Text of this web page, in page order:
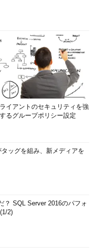
イアントのセキュリティを強
るグループポリシー設定
ッグを組み、新メディアを
？ SQL Server 2016のパフォ
2)